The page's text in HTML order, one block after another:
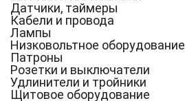
Датчики, таймеры
Кабели и провода
Лампы
Низковольтное оборудование
Патроны
Розетки и выключатели
Удлинители и тройники
Щитовое оборудование